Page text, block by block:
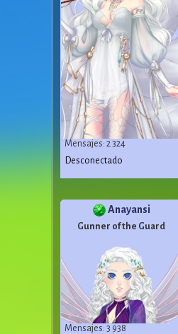
Mensajes: 2 324
Desconectado
Anayansi
Gunner of the Guard
Mensajes: 3 938